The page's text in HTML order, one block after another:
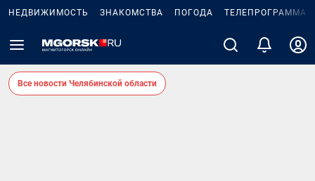
НЕДВИЖИМОСТЬ ЗНАКОМСТВА ПОГОДА ТЕЛЕПРОГРАММА
Все новости Челябинской области